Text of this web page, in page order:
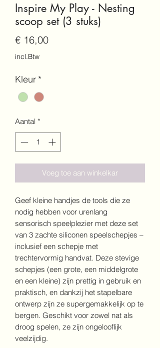
Inspire My Play - Nesting
scoop set (3 stuks)
€ 16,00Prijs
incl.Btw
Kleur *
Aantal *
Voeg toe aan winkelkar
Geef kleine handjes de tools die ze
nodig hebben voor urenlang
sensorisch speelplezier met deze set
van 3 zachte siliconen speelschepjes –
inclusief een schepje met
trechtervormig handvat. Deze stevige
schepjes (een grote, een middelgrote
en een kleine) zijn prettig in gebruik en
praktisch, en dankzij het stapelbare
ontwerp zijn ze supergemakkelijk op te
bergen. Geschikt voor zowel nat als
droog spelen, ze zijn ongelooflijk
veelzijdig.